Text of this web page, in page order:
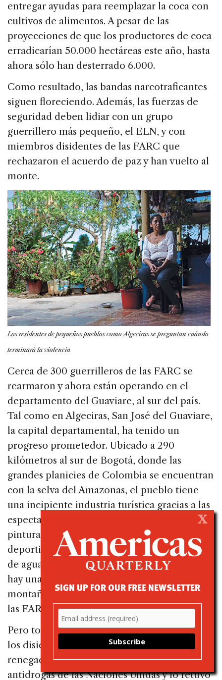
entregar ayudas para reemplazar la coca con
cultivos de alimentos. A pesar de las
proyecciones de que los productores de coca
erradicarían 50.000 hectáreas este año, hasta
ahora sólo han desterrado 6.000.
Como resultado, las bandas narcotraficantes
siguen floreciendo. Además, las fuerzas de
seguridad deben lidiar con un grupo
guerrillero más pequeño, el ELN, y con
miembros disidentes de las FARC que
rechazaron el acuerdo de paz y han vuelto al
monte.
Los residentes de pequeños pueblos como Algeciras se preguntan cuándo
terminará la violencia
Cerca de 300 guerrilleros de las FARC se
rearmaron y ahora están operando en el
departamento del Guaviare, al sur del país.
Tal como en Algeciras, San José del Guaviare,
la capital departamental, ha tenido un
progreso prometedor. Ubicado a 290
kilómetros al sur de Bogotá, donde las
grandes planicies de Colombia se encuentran
con la selva del Amazonas, el pueblo tiene
una incipiente industria turística gracias a las
espectaculares formaciones de rocas, las
pinturas sobre piedra indígenas, la pesca
deportiva y las excursiones para ver delfines
de agua dulce en los ríos de la selva. Incluso
hay una carrera anual de bicicletas de
montaña que pasa por antiguos territorios de
las FARC.
Pero todo esto está siendo amenazado por
los disidentes de las FARC. En mayo, el grupo
renegado secuestró a un funcionario
antidrogas de las Naciones Unidas y lo retuvo
X
SIGN UP FOR OUR FREE NEWSLETTER